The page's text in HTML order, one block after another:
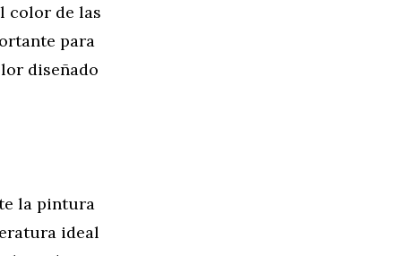
color de las
para
diseñado
la pintura
ideal